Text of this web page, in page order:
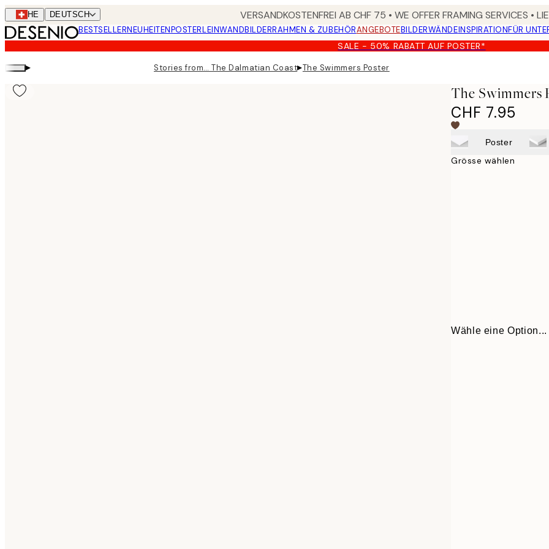
Skip
to
main
content.
CHE DEUTSCH VERSANDKOSTENFREI AB CHF 75 • WE OFFER FRAMING SERVICES •
BESTSELLERNEUHEITENPOSTERLEINWANDBILDERRAHMEN & ZUBEHÖRANGEBOTEBILDERWÄNDEINSPIRATIONFÜR
SALE - 50% RABATT AUF POSTER*
▸ Stories from… The Dalmatian Coast▸The Swimmers Poster
The Swimmers
CHF 7.95
Poster
Grösse wählen
Wähle eine Option...